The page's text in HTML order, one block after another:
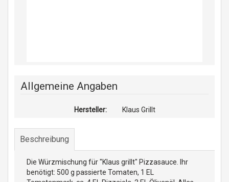
Allgemeine Angaben
Hersteller: Klaus Grillt
Beschreibung
Die Würzmischung für "Klaus grillt" Pizzasauce. Ihr
benötigt: 500 g passierte Tomaten, 1 EL